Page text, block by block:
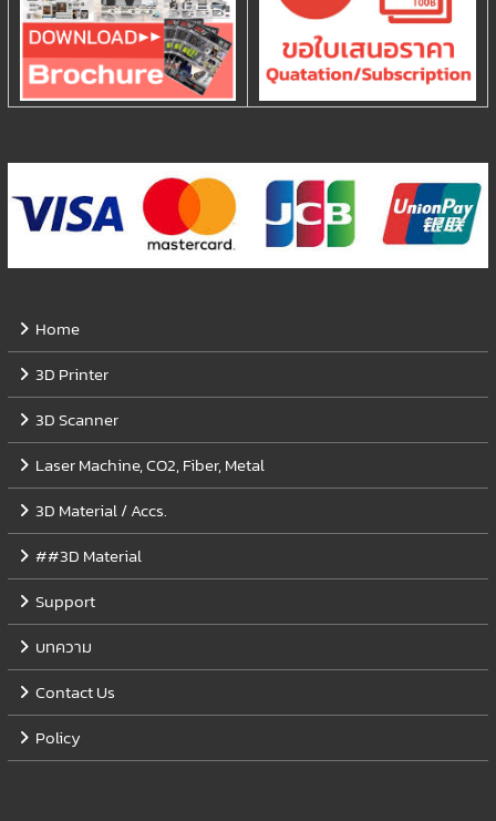
Home
3D Printer
3D Scanner
Laser Machine, CO2, Fiber, Metal
3D Material / Accs.
##3D Material
Support
บทความ
Contact Us
Policy